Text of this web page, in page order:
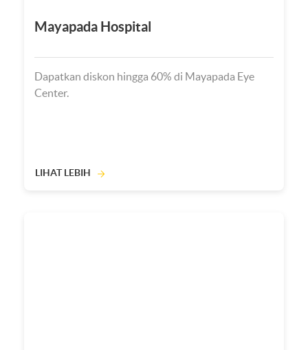
Mayapada Hospital
Dapatkan diskon hingga 60% di Mayapada Eye
Center.
LIHAT LEBIH